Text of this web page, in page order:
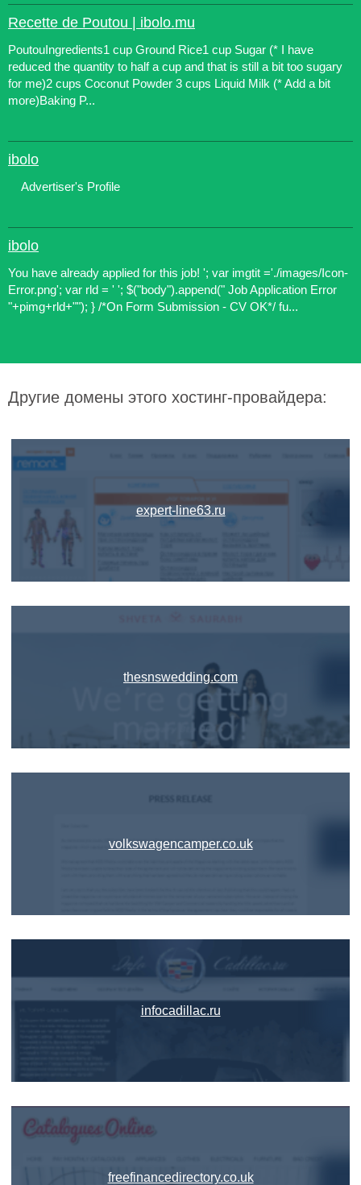
Recette de Poutou | ibolo.mu
PoutouIngredients1 cup Ground Rice1 cup Sugar (* I have
reduced the quantity to half a cup and that is still a bit too sugary
for me)2 cups Coconut Powder 3 cups Liquid Milk (* Add a bit
more)Baking P...
ibolo
Advertiser's Profile
ibolo
You have already applied for this job! '; var imgtit ='./images/Icon-
Error.png'; var rld = ' '; $("body").append(" Job Application Error
"+pimg+rld+""); } /*On Form Submission - CV OK*/ fu...
Другие домены этого хостинг-провайдера:
expert-line63.ru
thesnswedding.com
volkswagencamper.co.uk
infocadillac.ru
freefinancedirectory.co.uk